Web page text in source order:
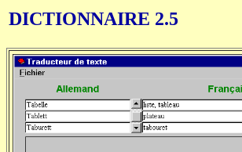
DICTIONNAIRE 2.5